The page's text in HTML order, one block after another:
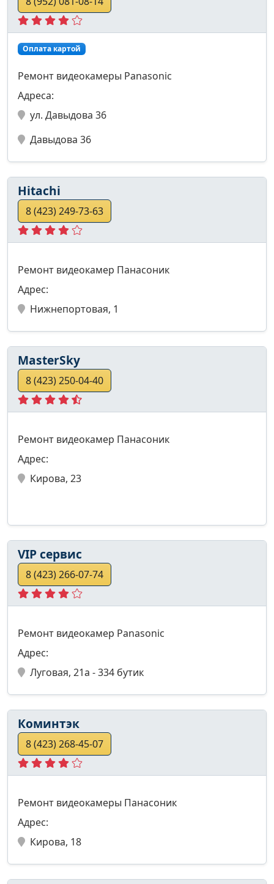
Оплата картой
Ремонт видеокамеры Panasonic
Адреса:
ул. Давыдова 36
Давыдова 36
Hitachi
8 (423) 249-73-63
Ремонт видеокамер Панасоник
Адрес:
Нижнепортовая, 1
MasterSky
8 (423) 250-04-40
Ремонт видеокамер Панасоник
Адрес:
Кирова, 23
VIP сервис
8 (423) 266-07-74
Ремонт видеокамер Panasonic
Адрес:
Луговая, 21а - 334 бутик
Коминтэк
8 (423) 268-45-07
Ремонт видеокамеры Панасоник
Адрес:
Кирова, 18